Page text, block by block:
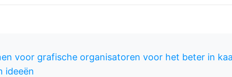
voor grafische organisatoren voor het beter in
ideeën